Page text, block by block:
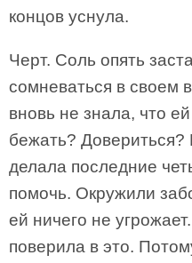
концов уснула.
Черт. Соль опять
сомневаться в своем
вновь не знала, что
бежать? Довериться?
делала последние
помочь. Окружили
ей ничего не
поверила в это.